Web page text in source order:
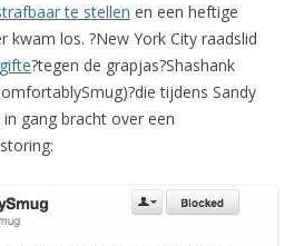
te stellen en een heftige
kwam los. ?New York City raadslid
?tegen de grapjas?Shashank
tijdens Sandy
gang bracht over een